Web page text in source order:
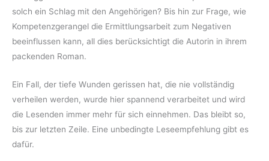
solch ein Schlag mit den Angehörigen? Bis hin zur Frage, wie
Kompetenzgerangel die Ermittlungsarbeit zum Negativen
beeinflussen kann, all dies berücksichtigt die Autorin in ihrem
packenden Roman.
Ein Fall, der tiefe Wunden gerissen hat, die nie vollständig
verheilen werden, wurde hier spannend verarbeitet und wird
die Lesenden immer mehr für sich einnehmen. Das bleibt so,
bis zur letzten Zeile. Eine unbedingte Leseempfehlung gibt es
dafür.